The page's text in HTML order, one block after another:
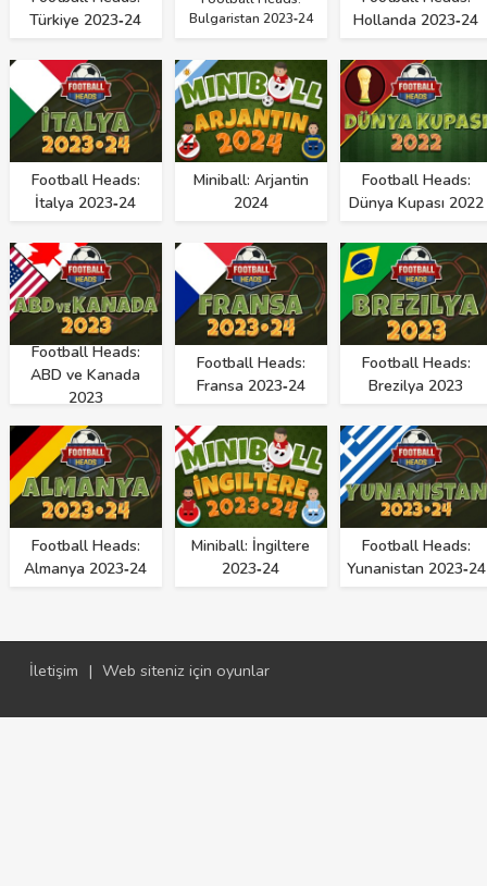
Türkiye 2023‑24
Bulgaristan 2023‑24
Hollanda 2023‑24
Football Heads:
İtalya 2023‑24
Miniball: Arjantin
2024
Football Heads:
Dünya Kupası 2022
Football Heads:
ABD ve Kanada
2023
Football Heads:
Fransa 2023‑24
Football Heads:
Brezilya 2023
Football Heads:
Almanya 2023‑24
Miniball: İngiltere
2023‑24
Football Heads:
Yunanistan 2023‑24
İletişim | Web siteniz için oyunlar